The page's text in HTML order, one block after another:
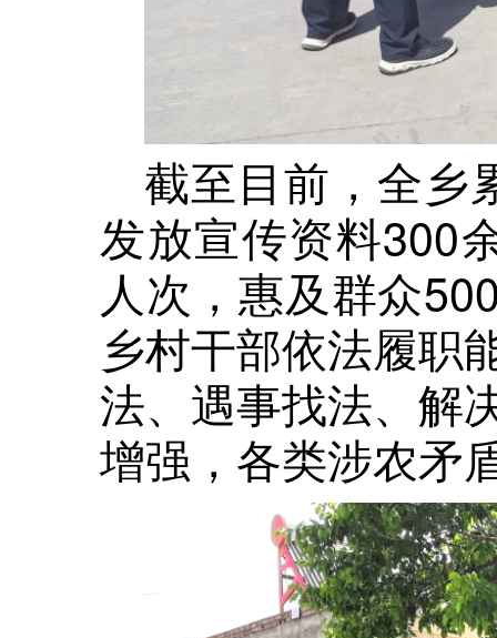
截至目前，全乡
发放宣传资料300
人次，惠及群众
乡村干部依法履职
法、遇事找法、解
增强，各类涉农矛